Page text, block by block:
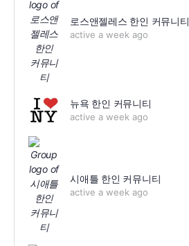
로스앤젤레스 한인 커뮤니티
active a week ago
뉴욕 한인 커뮤니티
active a week ago
시애틀 한인 커뮤니티
active a week ago